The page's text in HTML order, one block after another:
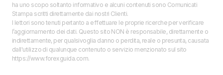
ha uno scopo soltanto informativo e alcuni contenuti sono Comunicati
Stampa scritti direttamente dai nostri Clienti.
I lettori sono tenuti pertanto a effettuare le proprie ricerche per verificare
l’aggiornamento dei dati. Questo sito NON è responsabile, direttamente o
indirettamente, per qualsivoglia danno o perdita, reale o presunta, causata
dall'utilizzo di qualunque contenuto o servizio menzionato sul sito
https://www.forexguida.com.